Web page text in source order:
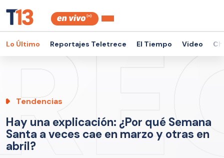
Lo Último Reportajes Teletrece El Tiempo Video
Tendencias
Hay una explicación: ¿Por qué Semana
Santa a veces cae en marzo y otras en
abril?